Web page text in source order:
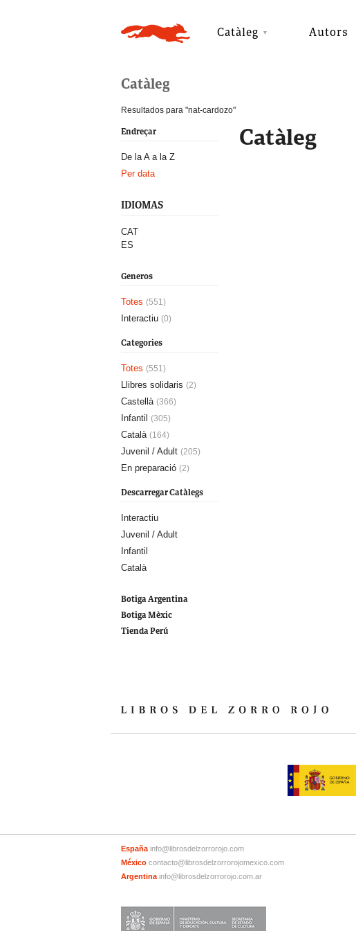
Catàleg Autors
Catàleg
Resultados para "nat-cardozo"
Endreçar
De la A a la Z
Per data
IDIOMAS
CAT
ES
Generos
Totes (551)
Interactiu (0)
Categories
Totes (551)
Llibres solidaris (2)
Castellà (366)
Infantil (305)
Català (164)
Juvenil / Adult (205)
En preparació (2)
Descarregar Catàlegs
Interactiu
Juvenil / Adult
Infantil
Català
Botiga Argentina
Botiga Mèxic
Tienda Perú
Catàleg
España info@librosdelzorrorojo.com
México contacto@librosdelzorrorojomexico.com
Argentina info@librosdelzorrorojo.com.ar